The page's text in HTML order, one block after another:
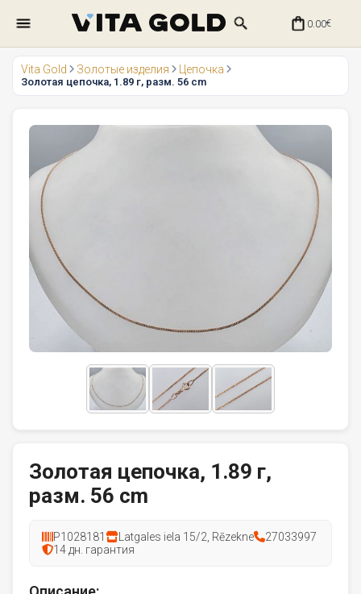
0.00€
Vita Gold Золотые изделия Цепочка
Золотая цепочка, 1.89 г, разм. 56 cm
Золотая цепочка, 1.89 г,
разм. 56 cm
P1028181 Latgales iela 15/2, Rēzekne
27033997
14 дн. гарантия